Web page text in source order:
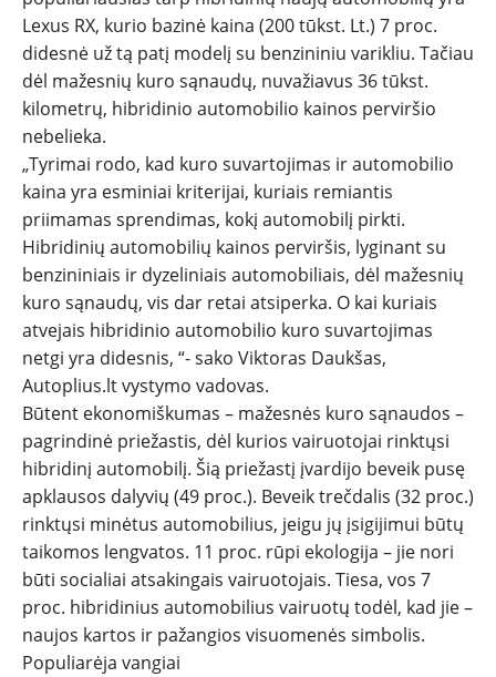
Lexus RX, kurio bazinė kaina (200 tūkst. Lt.) 7 proc.
didesnė už tą patį modelį su benzininiu varikliu. Tačiau
dėl mažesnių kuro sąnaudų, nuvažiavus 36 tūkst.
kilometrų, hibridinio automobilio kainos perviršio
nebelieka.
„Tyrimai rodo, kad kuro suvartojimas ir automobilio
kaina yra esminiai kriterijai, kuriais remiantis
priimamas sprendimas, kokį automobilį pirkti.
Hibridinių automobilių kainos perviršis, lyginant su
benzininiais ir dyzeliniais automobiliais, dėl mažesnių
kuro sąnaudų, vis dar retai atsiperka. O kai kuriais
atvejais hibridinio automobilio kuro suvartojimas
netgi yra didesnis, “- sako Viktoras Daukšas,
Autoplius.lt vystymo vadovas.
Būtent ekonomiškumas – mažesnės kuro sąnaudos –
pagrindinė priežastis, dėl kurios vairuotojai rinktųsi
hibridinį automobilį. Šią priežastį įvardijo beveik pusę
apklausos dalyvių (49 proc.). Beveik trečdalis (32 proc.)
rinktųsi minėtus automobilius, jeigu jų įsigijimui būtų
taikomos lengvatos. 11 proc. rūpi ekologija – jie nori
būti socialiai atsakingais vairuotojais. Tiesa, vos 7
proc. hibridinius automobilius vairuotų todėl, kad jie –
naujos kartos ir pažangios visuomenės simbolis.
Populiarėja vangiai